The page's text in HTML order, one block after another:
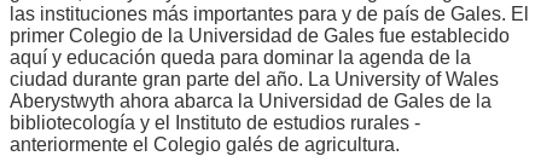
las instituciones más importantes para y de país de Gales. El
primer Colegio de la Universidad de Gales fue establecido
aquí y educación queda para dominar la agenda de la
ciudad durante gran parte del año. La University of Wales
Aberystwyth ahora abarca la Universidad de Gales de la
bibliotecología y el Instituto de estudios rurales -
anteriormente el Colegio galés de agricultura.